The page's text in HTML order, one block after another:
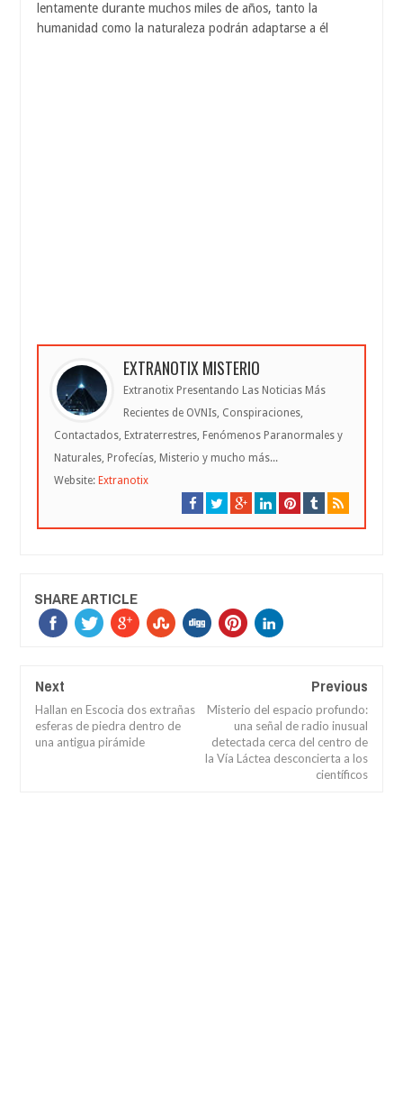
lentamente durante muchos miles de años, tanto la
humanidad como la naturaleza podrán adaptarse a él
EXTRANOTIX MISTERIO
Extranotix Presentando Las Noticias Más
Recientes de OVNIs, Conspiraciones,
Contactados, Extraterrestres, Fenómenos Paranormales y
Naturales, Profecías, Misterio y mucho más...
Website: Extranotix
SHARE ARTICLE
Next
Hallan en Escocia dos extrañas
esferas de piedra dentro de
una antigua pirámide
Previous
Misterio del espacio profundo:
una señal de radio inusual
detectada cerca del centro de
la Vía Láctea desconcierta a los
científicos